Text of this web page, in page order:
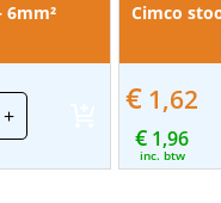
6mm²
+
Cimco
€ 1,62
€ 1,96
inc. btw